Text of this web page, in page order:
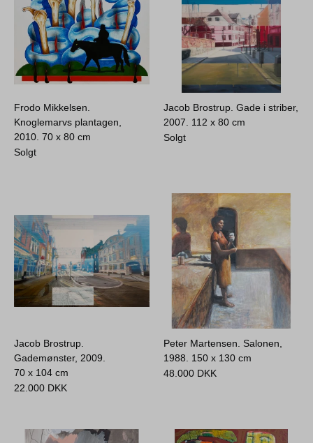
Frodo Mikkelsen.
Knoglemarvs plantagen,
2010.70 x 80 cm
Solgt
Jacob Brostrup. Gade i striber,
2007. 112 x 80 cm
Solgt
Jacob Brostrup.
Gademønster, 2009.
70 x 104 cm
22.000 DKK
Peter Martensen. Salonen,
1988. 150 x 130 cm
48.000 DKK